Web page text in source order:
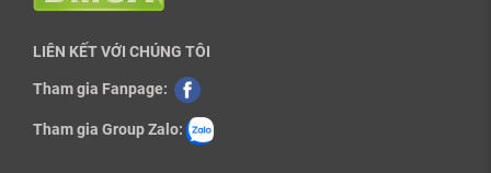
LIÊN KẾT VỚI CHÚNG TÔI
Tham gia Fanpage:
Tham gia Group Zalo: